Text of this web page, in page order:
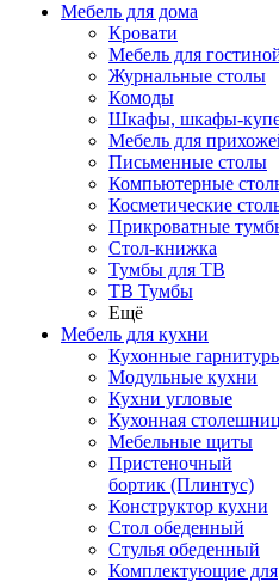
Мебель для дома
Кровати
Мебель для
Журнальные столы
Комоды
Шкафы, шкафы-
Мебель для
Письменные столы
Компьютерные
Косметические
Прикроватные
Стол-книжка
Тумбы для ТВ
ТВ Тумбы
Ещё
Мебель для кухни
Кухонные
Модульные кухни
Кухни угловые
Кухонная
Мебельные щиты
Пристеночный
бортик (Плинтус)
Конструктор кухни
Стол обеденный
Стулья обеденный
Комплектующие для